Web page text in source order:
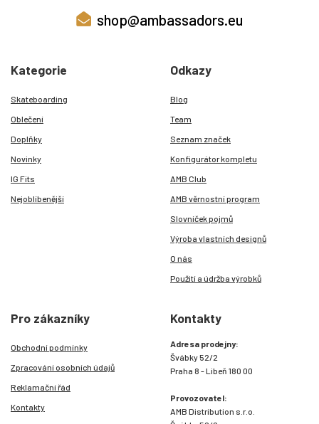
shop@ambassadors.eu
Kategorie
Skateboarding
Oblečení
Doplňky
Novinky
IG Fits
Nejoblíbenější
Odkazy
Blog
Team
Seznam značek
Konfigurátor kompletu
AMB Club
AMB věrnostní program
Slovníček pojmů
Výroba vlastních designů
O nás
Použití a údržba výrobků
Pro zákazníky
Obchodní podmínky
Zpracování osobních údajů
Reklamační řád
Kontakty
Kontakty
Adresa prodejny:
Švábky 52/2
Praha 8 - Libeň 180 00
Provozovatel:
AMB Distribution s.r.o.